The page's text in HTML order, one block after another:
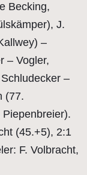
Becking,
J.
–
– Vogler,
–
(77.
(45.+5), 2:1
F. Volbracht,